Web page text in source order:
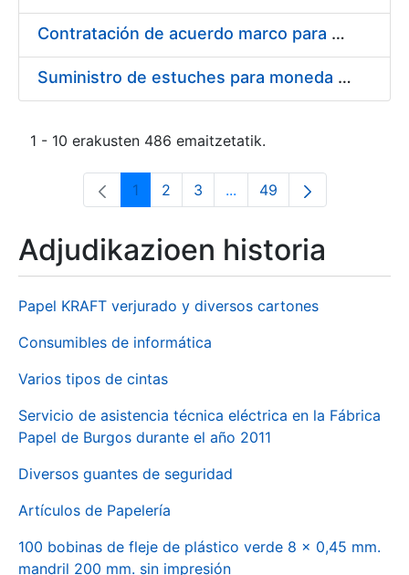
Contratación de acuerdo marco para el Suministro de Material de Electricidad para la Fábrica Nacional de Moneda y Timbre-Real Casa de la Moneda en su centro de trabajo de Burgos
Suministro de estuches para moneda de 30 €
1 - 10 erakusten 486 emaitzetatik.
Orrialdea
1 Orrialdea
2 Orrialdea
3 ...Intermediate Pages Use
Orrialdea
49
Adjudikazioen historia
Papel KRAFT verjurado y diversos cartones
Consumibles de informática
Varios tipos de cintas
Servicio de asistencia técnica eléctrica en la Fábrica
Papel de Burgos durante el año 2011
Diversos guantes de seguridad
Artículos de Papelería
100 bobinas de fleje de plástico verde 8 x 0,45 mm.
mandril 200 mm. sin impresión